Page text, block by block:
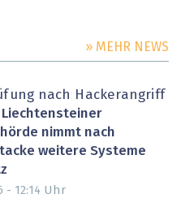
» MEHR NEWS
nach Hackerangriff
Liechtensteiner
nimmt nach
weitere Systeme
- 12:14 Uhr